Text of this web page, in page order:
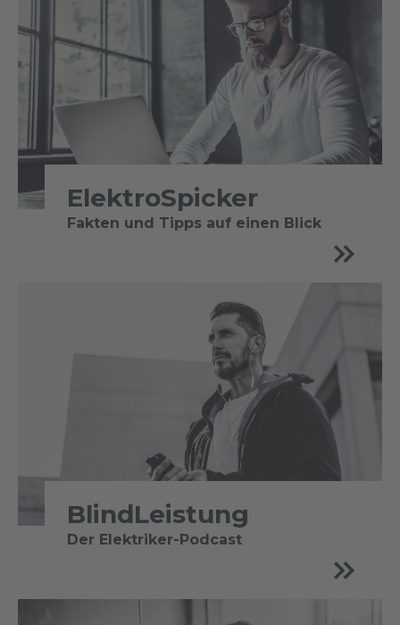
ElektroSpicker
Fakten und Tipps auf einen Blick
BlindLeistung
Der Elektriker-Podcast